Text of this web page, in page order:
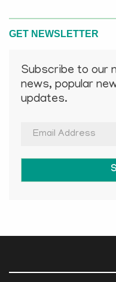
GET NEWSLETTER
Subscribe to our
news, popular
updates.